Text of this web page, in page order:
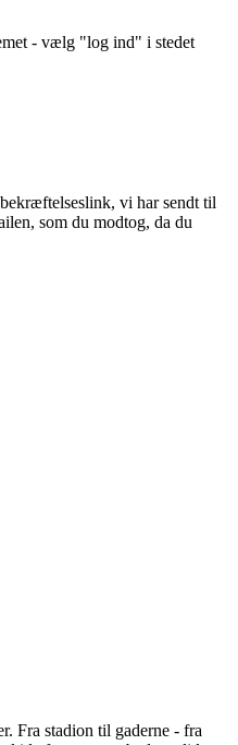
- vælg "log ind" i stedet
vi har sendt til
som du modtog, da du
Fra stadion til gaderne - fra